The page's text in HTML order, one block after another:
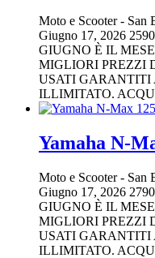
Moto e Scooter- San
Giugno 17, 2026
GIUGNO È IL
MIGLIORI PREZZI
USATI GARANTITI
ILLIMITATO.
Yamaha N-
Moto e Scooter- San
Giugno 17, 2026
GIUGNO È IL
MIGLIORI PREZZI
USATI GARANTITI
ILLIMITATO.